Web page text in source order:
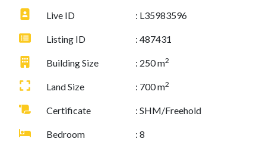
Live ID : L35983596
Listing ID : 487431
Building Size : 250 m2
Land Size : 700 m2
Certificate : SHM/Freehold
Bedroom : 8